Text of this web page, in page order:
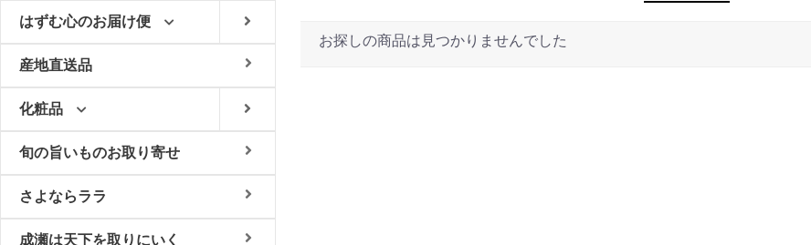
お探しの商品は見つかりませんでした
はずむ心のお届け便
産地直送品
化粧品
旬の旨いものお取り寄せ
さよならララ
成瀬は天下を取りにいく